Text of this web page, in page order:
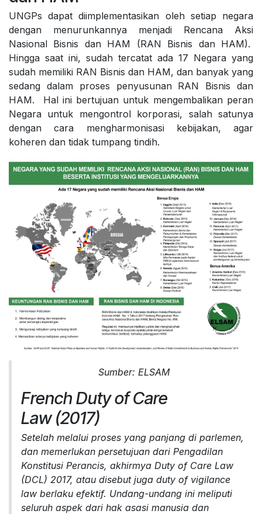
UNGPs dapat diimplementasikan oleh setiap negara
dengan menurunkannya menjadi Rencana Aksi
Nasional Bisnis dan HAM (RAN Bisnis dan HAM).
Hingga saat ini, sudah tercatat ada 17 Negara yang
sudah memiliki RAN Bisnis dan HAM, dan banyak yang
sedang dalam proses penyusunan RAN Bisnis dan
HAM. Hal ini bertujuan untuk mengembalikan peran
Negara untuk mengontrol korporasi, salah satunya
dengan cara mengharmonisasi kebijakan, agar
koheren dan tidak tumpang tindih.
Sumber: ELSAM
French Duty of Care
Law(2017)
Setelah melalui proses yang panjang di parlemen,
dan memerlukan persetujuan dari Pengadilan
Konstitusi Perancis, akhirmya Duty of Care Law
(DCL) 2017, atau disebut juga duty of vigilance
law berlaku efektif. Undang-undang ini meliputi
seluruh aspek dari hak asasi manusia dan